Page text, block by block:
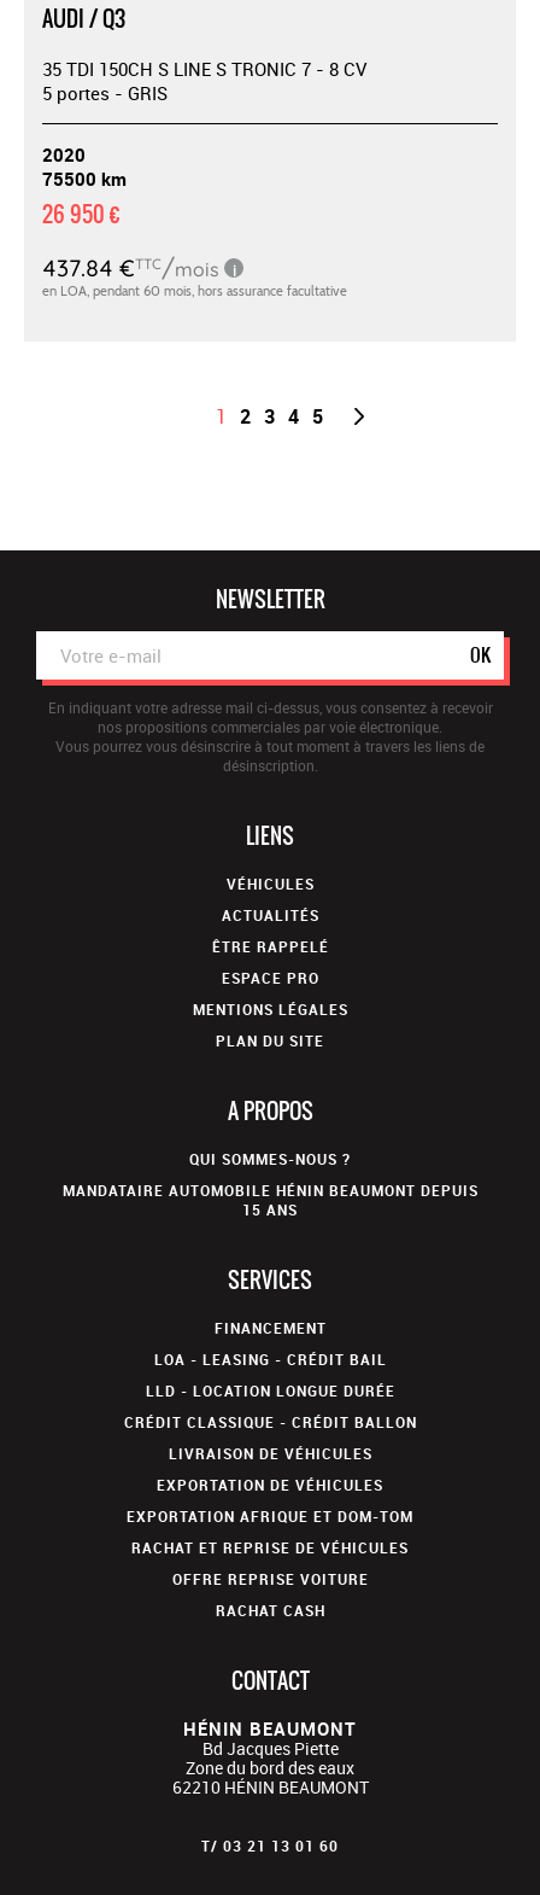
AUDI / Q3
35 TDI 150CH S LINE S TRONIC 7 - 8 CV
5 portes - GRIS
2020
75500 km
26 950 €
1 2 3 4 5
NEWSLETTER
OK
En indiquant votre adresse mail ci-dessus, vous consentez à recevoir
nos propositions commerciales par voie électronique.
Vous pourrez vous désinscrire à tout moment à travers les liens de
désinscription.
LIENS
VÉHICULES
ACTUALITÉS
ÊTRE RAPPELÉ
ESPACE PRO
MENTIONS LÉGALES
PLAN DU SITE
A PROPOS
QUI SOMMES-NOUS ?
MANDATAIRE AUTOMOBILE HÉNIN BEAUMONT DEPUIS
15 ANS
SERVICES
FINANCEMENT
LOA - LEASING - CRÉDIT BAIL
LLD - LOCATION LONGUE DURÉE
CRÉDIT CLASSIQUE - CRÉDIT BALLON
LIVRAISON DE VÉHICULES
EXPORTATION DE VÉHICULES
EXPORTATION AFRIQUE ET DOM-TOM
RACHAT ET REPRISE DE VÉHICULES
OFFRE REPRISE VOITURE
RACHAT CASH
CONTACT
HÉNIN BEAUMONT
Bd Jacques Piette
Zone du bord des eaux
62210 HÉNIN BEAUMONT
T/ 03 21 13 01 60